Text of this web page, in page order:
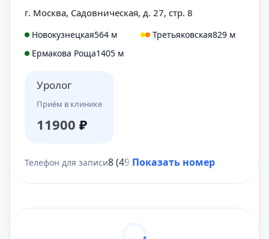
г. Москва, Садовническая, д. 27, стр. 8
Новокузнецкая564 м Третьяковская829 м
Ермакова Роща1405 м
Уролог
Приём в клинике
11900 ₽
Телефон для записи8 (495) 431-69-47
Показать номер